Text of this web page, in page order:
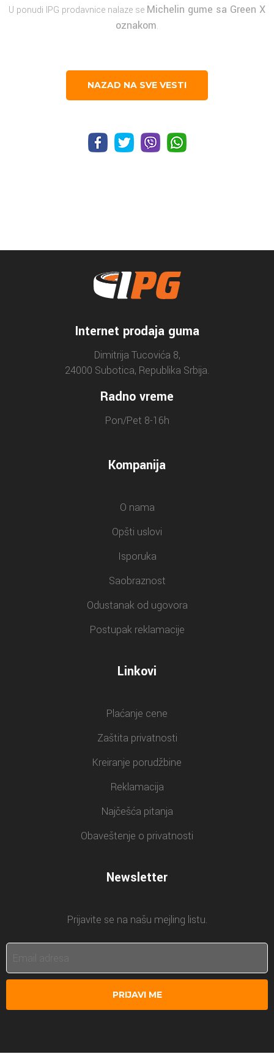
U ponudi IPG prodavnice nalaze se Michelin gume sa Green X
oznakom.
NAZAD NA SVE VESTI
Internet prodaja guma
Dimitrija Tucovića 8,
24000 Subotica, Republika Srbija.
Radno vreme
Pon/Pet 8-16h
Kompanija
O nama
Opšti uslovi
Isporuka
Saobraznost
Odustanak od ugovora
Postupak reklamacije
Linkovi
Plaćanje cene
Zaštita privatnosti
Kreiranje porudžbine
Reklamacija
Najčešća pitanja
Obaveštenje o privatnosti
Newsletter
Prijavite se na našu mejling listu.
PRIJAVI ME